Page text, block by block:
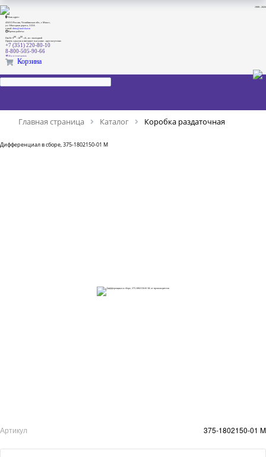
1999 - 2026
Наш адрес:
456313 Россия, Челябинская обл., г. Миасс,
ул. Объездная дорога, 5/35А
e-mail: dima@ural-skat.ru
Время работы:
Пн-Пт 900- 1800. сб., вс.: выходной
Прием заказов в интернет магазине - круглосуточно
+7 (351) 220-80-10
8-800-505-90-66
Мы в телеграмм
Корзина
Главная страница Каталог Коробка раздаточная
Дифференциал в сборе, 375-1802150-01 M
Артикул 375-1802150-01 M